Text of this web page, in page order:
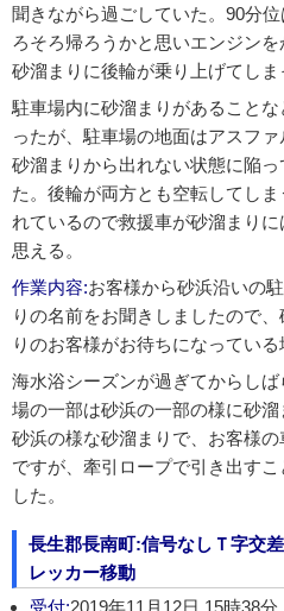
聞きながら過ごしていた。90分
ろそろ帰ろうかと思いエンジンを
砂溜まりに後輪が乗り上げてしま
駐車場内に砂溜まりがあること
ったが、駐車場の地面はアスファ
砂溜まりから出れない状態に陥
た。後輪が両方とも空転してし
れているので救援車が砂溜まり
思える。
作業内容:お客様から砂浜沿いの
りの名前をお聞きしましたので
りのお客様がお待ちになっている
海水浴シーズンが過ぎてからし
場の一部は砂浜の一部の様に砂
砂浜の様な砂溜まりで、お客様
ですが、牽引ロープで引き出す
した。
長生郡長南町:信号なしＴ字交
レッカー移動
受付:2019年11月12日 15時38分